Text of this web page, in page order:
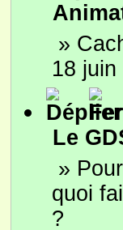
»
18 juin
Le
» Pour
quoi
?